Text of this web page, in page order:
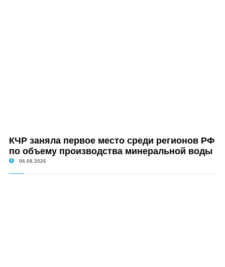
КЧР заняла первое место среди регионов РФ
по объему производства минеральной воды
06.08.2026